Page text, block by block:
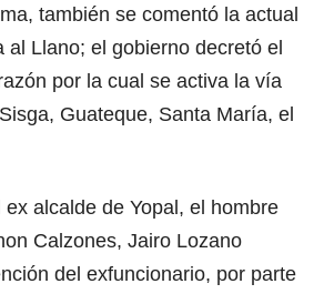
también se comentó la actual
al Llano; el gobierno decretó el
por la cual se activa la vía
Guateque, Santa María, el
alcalde de Yopal, el hombre
Calzones, Jairo Lozano
del exfuncionario, por parte